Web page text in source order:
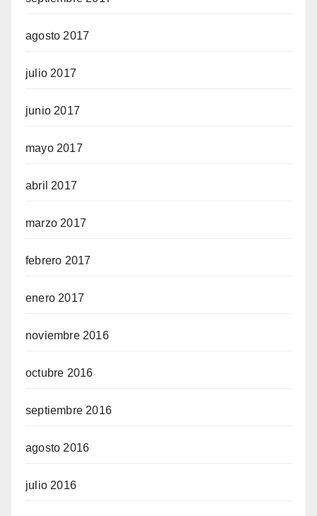
agosto 2017
julio 2017
junio 2017
mayo 2017
abril 2017
marzo 2017
febrero 2017
enero 2017
noviembre 2016
octubre 2016
septiembre 2016
agosto 2016
julio 2016